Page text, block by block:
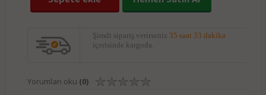
Şimdi sipariş verirseniz 35 saat 33 dakika
içerisinde kargoda.
Yorumları oku (0)